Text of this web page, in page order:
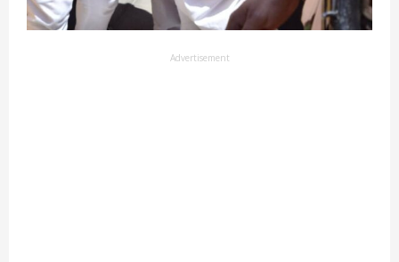
Advertisement